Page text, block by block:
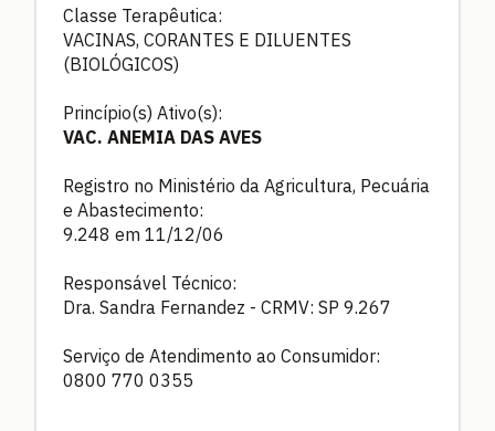
Classe Terapêutica:
VACINAS, CORANTES E DILUENTES
(BIOLÓGICOS)
Princípio(s) Ativo(s):
VAC. ANEMIA DAS AVES
Registro no Ministério da Agricultura, Pecuária
e Abastecimento:
9.248 em 11/12/06
Responsável Técnico:
Dra. Sandra Fernandez - CRMV: SP 9.267
Serviço de Atendimento ao Consumidor:
0800 770 0355